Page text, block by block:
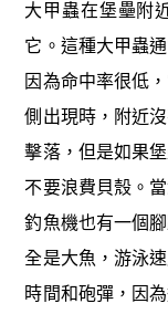
大甲蟲在堡壘附
它。這種大甲蟲
因為命中率很低
側出現時，附近
擊落，但是如果
不要浪費貝殼。
釣魚機也有一個
全是大魚，游泳
時間和砲彈，因